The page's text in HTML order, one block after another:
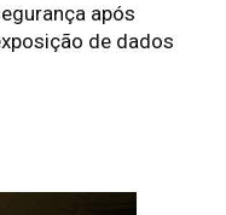
após
de dados